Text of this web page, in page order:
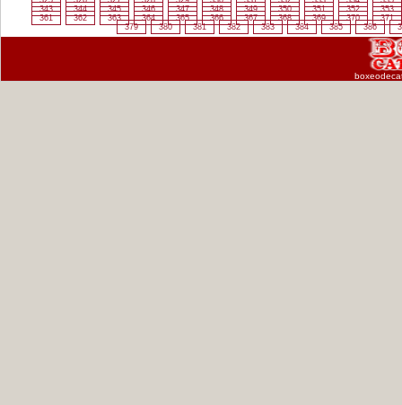
343
344 345 346 347 348 349 350 351 352
353
361
362 363 364 365 366 367 368 369 370
371
379
380 381 382 383 384 385 386